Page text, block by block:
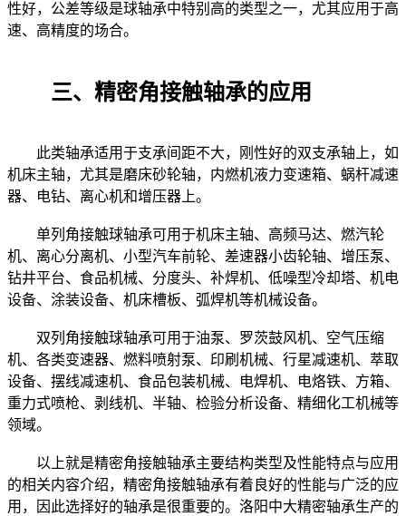
性好，公差等级是球轴承中特别高的类型之一，尤其应用于高
速、高精度的场合。
三、精密角接触轴承的应用
此类轴承适用于支承间距不大，刚性好的双支承轴上，如
机床主轴，尤其是磨床砂轮轴，内燃机液力变速箱、蜗杆减速
器、电钻、离心机和增压器上。
单列角接触球轴承可用于机床主轴、高频马达、燃汽轮
机、离心分离机、小型汽车前轮、差速器小齿轮轴、增压泵、
钻井平台、食品机械、分度头、补焊机、低噪型冷却塔、机电
设备、涂装设备、机床槽板、弧焊机等机械设备。
双列角接触球轴承可用于油泵、罗茨鼓风机、空气压缩
机、各类变速器、燃料喷射泵、印刷机械、行星减速机、萃取
设备、摆线减速机、食品包装机械、电焊机、电烙铁、方箱、
重力式喷枪、剥线机、半轴、检验分析设备、精细化工机械等
领域。
以上就是精密角接触轴承主要结构类型及性能特点与应用
的相关内容介绍，精密角接触轴承有着良好的性能与广泛的应
用，因此选择好的轴承是很重要的。洛阳中大精密轴承生产的